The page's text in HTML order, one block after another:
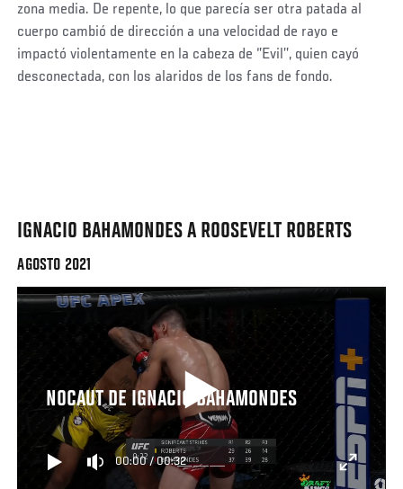
zona media. De repente, lo que parecía ser otra patada al
cuerpo cambió de dirección a una velocidad de rayo e
impactó violentamente en la cabeza de ‘’Evil’’, quien cayó
desconectada, con los alaridos de los fans de fondo.
IGNACIO BAHAMONDES A ROOSEVELT ROBERTS
AGOSTO 2021
NOCAUT DE IGNACIO BAHAMONDES
00:00/00:32